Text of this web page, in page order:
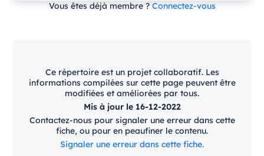
Vous êtes déjà membre ? Connectez-vous
Ce répertoire est un projet collaboratif. Les
informations compilées sur cette page peuvent être
modifiées et améliorées par tous.
Mis à jour le 16-12-2022
Contactez-nous pour signaler une erreur dans cette
fiche, ou pour en peaufiner le contenu.
Signaler une erreur dans cette fiche.